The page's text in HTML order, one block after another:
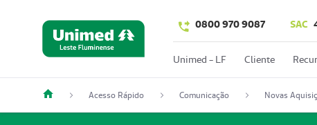
0800 970 9087 SAC
Unimed - LF Cliente
Acesso Rápido Comunicação Novas